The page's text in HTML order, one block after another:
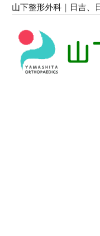
山下整形外科｜日吉、